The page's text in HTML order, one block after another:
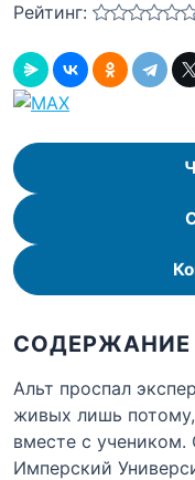
Рейтинг:
СОДЕРЖАНИЕ
Альт проспал
живых лишь
вместе с
Имперский